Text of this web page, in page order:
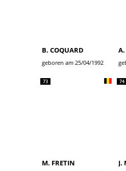
B. COQUARD
geboren am 25/04/1992
73
M. FRETIN
74
J.